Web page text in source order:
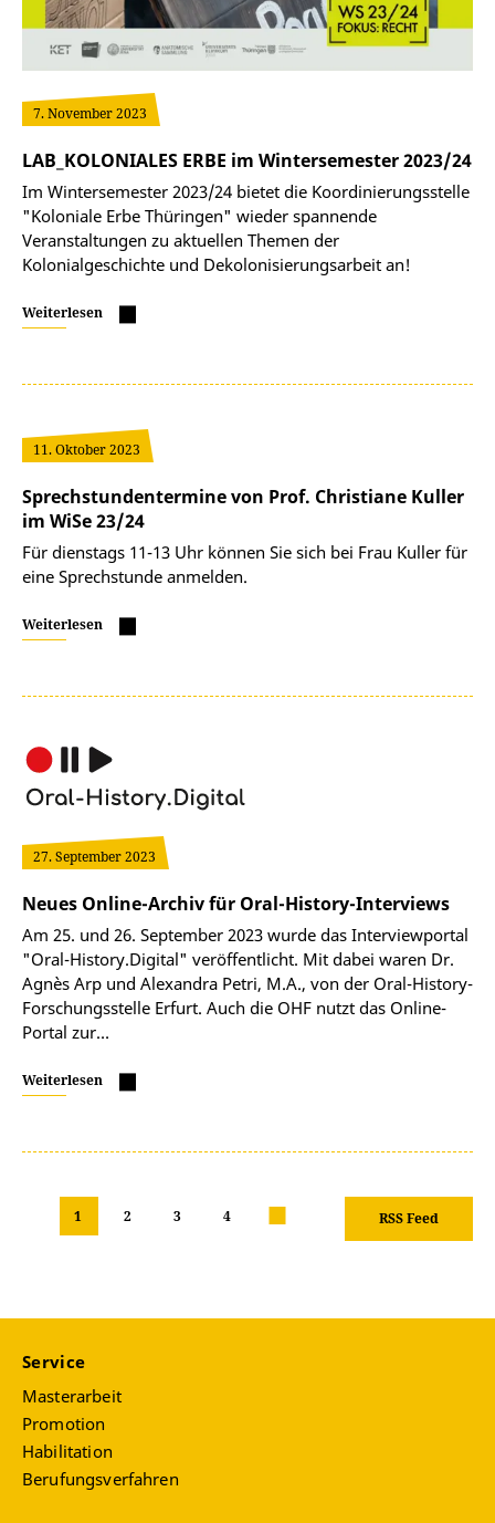
7. November 2023
LAB_KOLONIALES ERBE im Wintersemester 2023/24
Im Wintersemester 2023/24 bietet die Koordinierungsstelle
"Koloniale Erbe Thüringen" wieder spannende
Veranstaltungen zu aktuellen Themen der
Kolonialgeschichte und Dekolonisierungsarbeit an!
Weiterlesen
11. Oktober 2023
Sprechstundentermine von Prof. Christiane Kuller
im WiSe 23/24
Für dienstags 11-13 Uhr können Sie sich bei Frau Kuller für
eine Sprechstunde anmelden.
Weiterlesen
27. September 2023
Neues Online-Archiv für Oral-History-Interviews
Am 25. und 26. September 2023 wurde das Interviewportal
"Oral-History.Digital" veröffentlicht. Mit dabei waren Dr.
Agnès Arp und Alexandra Petri, M.A., von der Oral-History-
Forschungsstelle Erfurt. Auch die OHF nutzt das Online-
Portal zur…
Weiterlesen
RSS Feed
1 2 3 4
Service
Masterarbeit
Promotion
Habilitation
Berufungsverfahren